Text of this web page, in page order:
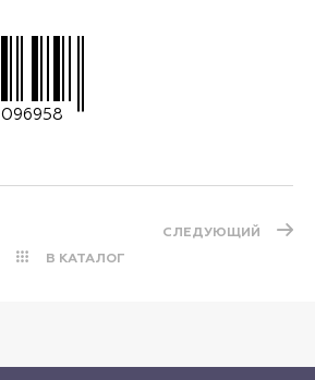
096958
В КАТАЛОГ
СЛЕДУЮЩИЙ